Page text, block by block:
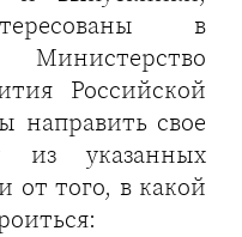
в
Министерство
Российской
направить свое
указанных
от того, в какой